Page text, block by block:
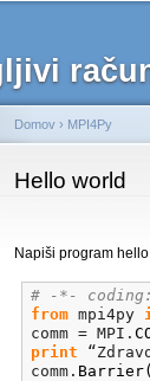
Nahajate se
Domov › MPI4Py
Hello world
Napiši program
# -*-
from mpi4py
comm = MPI.
print
comm. Barrier(